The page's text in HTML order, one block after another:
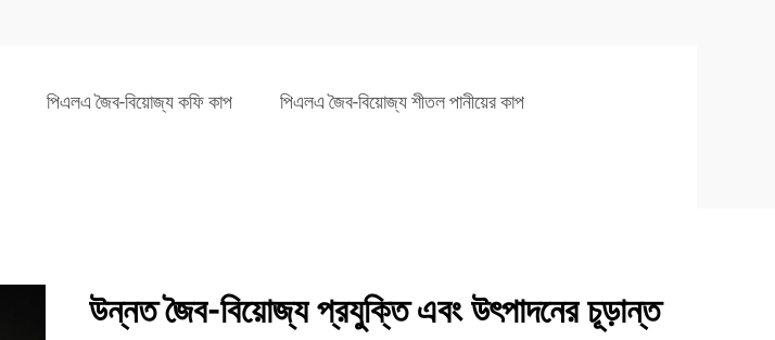
পিএলএ জৈব-বিয়োজ্য কফি কাপ পিএলএ জৈব-বিয়োজ্য শীতল পানীয়ের কাপ
উন্নত জৈব-বিয়োজ্য প্রযুক্তি এবং উৎপাদনের চূড়ান্ত